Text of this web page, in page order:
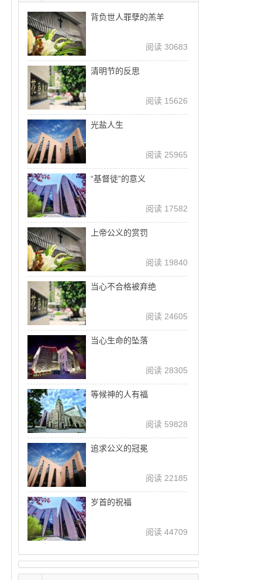
背负世人罪孽的羔羊
阅读 30683
清明节的反思
阅读 15626
光盐人生
阅读 25965
“基督徒”的意义
阅读 17582
上帝公义的赏罚
阅读 19840
当心不合格被弃绝
阅读 24605
当心生命的坠落
阅读 28305
等候神的人有福
阅读 59828
追求公义的冠冕
阅读 22185
岁首的祝福
阅读 44709